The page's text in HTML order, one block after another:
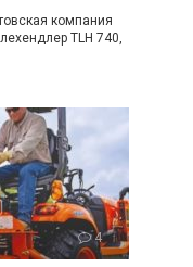
компания
TLH 740,
4